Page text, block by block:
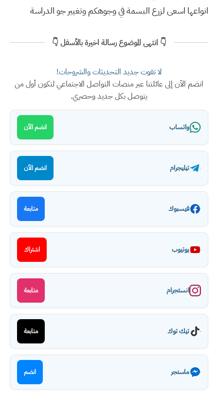
انواعها اسعى لزرع البسمة في وجوهكم وتغيير جو الدراسة
👇 انتهى الموضوع رسالة اخيرة بالأسفل 👇
لا تفوت جديد التحديثات والشروحات!
انضم الآن إلى عائلتنا عبر منصات التواصل الاجتماعي لتكون أول من
يتوصل بكل جديد وحصري.
واتساب انضم الآن
تيليجرام انضم الآن
فيسبوك متابعة
يوتيوب اشتراك
انستجرام متابعة
تيك توك متابعة
ماسنجر انضم